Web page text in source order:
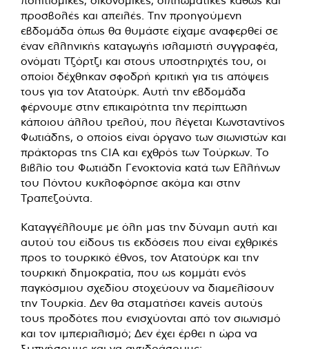
προσβολές και απειλές. Την προηγούμενη
εβδομάδα όπως θα θυμάστε είχαμε αναφερθεί σε
έναν ελληνικής καταγωγής ισλαμιστή συγγραφέα,
ονόματι Τζόρτζι και στους υποστηριχτές του, οι
οποίοι δέχθηκαν σφοδρή κριτική για τις απόψεις
τους για τον Ατατούρκ. Αυτή την εβδομάδα
φέρνουμε στην επικαιρότητα την περίπτωση
κάποιου άλλου τρελού, που λέγεται Κωνσταντίνος
Φωτιάδης, ο οποίος είναι όργανο των σιωνιστών και
πράκτορας της CIA και εχθρός των Τούρκων. Το
βιβλίο του Φωτιάδη Γενοκτονία κατά των Ελλήνων
του Πόντου κυκλοφόρησε ακόμα και στην
Τραπεζούντα.
Καταγγέλλουμε με όλη μας την δύναμη αυτή και
αυτού του είδους τις εκδόσεις που είναι εχθρικές
προς το τουρκικό έθνος, τον Ατατούρκ και την
τουρκική δημοκρατία, που ως κομμάτι ενός
παγκόσμιου σχεδίου στοχεύουν να διαμελίσουν
την Τουρκία. Δεν θα σταματήσει κανείς αυτούς
τους προδότες που ενισχύονται από τον σιωνισμό
και τον ιμπεριαλισμό; Δεν έχει έρθει η ώρα να